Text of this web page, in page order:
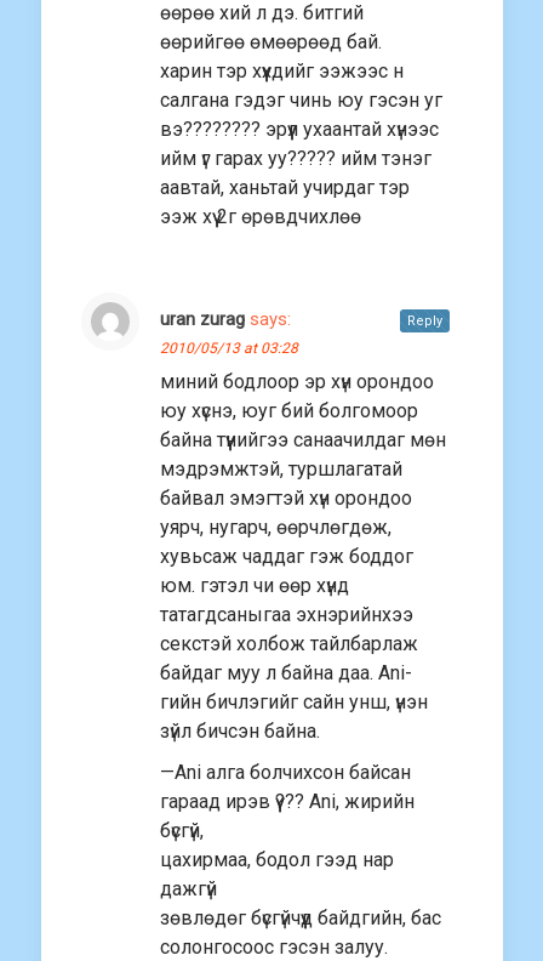
өөрөө xий л дэ. битгий
өөрийгөө өмөөрөөд бай.
харин тэр xүүxдийг ээжээс н
салгана гэдэг чинь юу гэсэн уг
вэ???????? эрүүл ухаантай хүнээс
ийм үг гараx уу????? ийм тэнэг
аавтай, ханьтай учирдаг тэр
ээж хүү 2г өрөвдчихлөө
uran zurag says:
2010/05/13 at 03:28
миний бодлоор эр хүн орондоо
юу хүснэ, юуг бий болгомоор
байна түүнийгээ санаачилдаг мөн
мэдрэмжтэй, туршлагатай
байвал эмэгтэй хүн орондоо
уярч, нугарч, өөрчлөгдөж,
хувьсаж чаддаг гэж боддог
юм. гэтэл чи өөр хүнд
татагдсаныгаа эхнэрийнхээ
секстэй холбож тайлбарлаж
байдаг муу л байна даа. Ani-
гийн бичлэгийг сайн унш, үнэн
зүйл бичсэн байна.
—Ani алга болчихсон байсан
гараад ирэв үү??? Ani, жирийн
бүсгүй,
цахирмаа, бодол гээд нар
дажгүй
зөвлөдөг бүсгүйчүүд байдгийн, бас
солонгосоос гэсэн залуу.
Reply